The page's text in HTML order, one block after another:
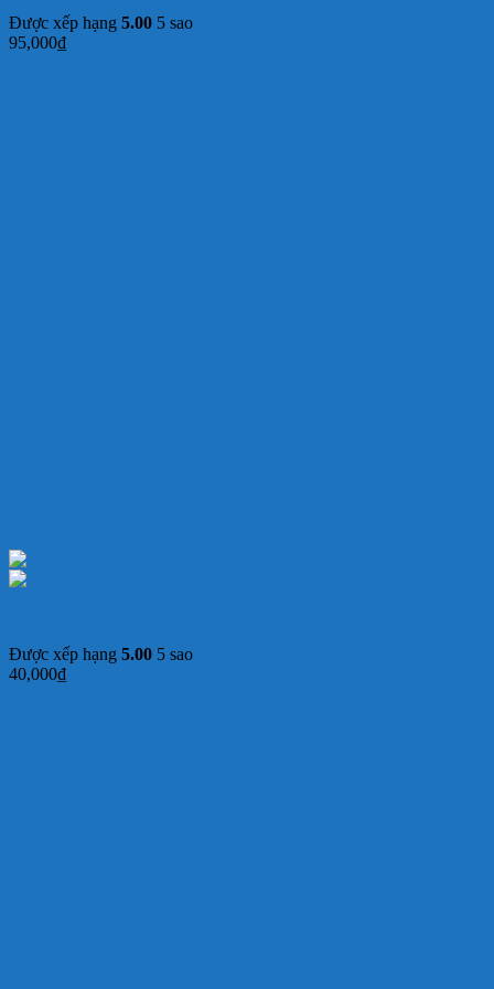
Được xếp hạng 5.00 5 sao
95,000₫
Được xếp hạng 5.00 5 sao
40,000₫